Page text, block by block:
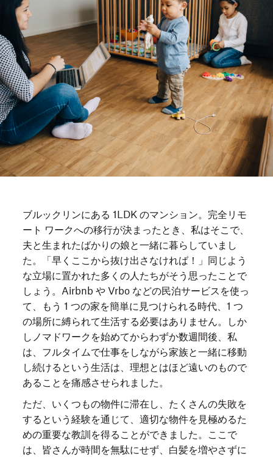
ブルックリンにある 1LDK のマンション。完全リモ
ート ワークへの移行が決まったとき、私はそこで、
夫と生まれたばかりの娘と一緒に暮らしていまし
た。「早くここから抜け出さなければ！」同じよう
な立場に置かれた多くの人たちがそう思ったことで
しょう。Airbnb や Vrbo などの民泊サービスを使っ
て、もう 1 つの家を簡単に見つけられる時代、1 つ
の場所に縛られて生活する必要はありません。しか
しノマドワークを始めてからわずか数週間後、私
は、フルタイムで仕事をしながら家族と一緒に移動
し続けるという生活は、理想とはほど遠いのもので
あることを痛感させられました。
ただ、いくつもの物件に滞在し、たくさんの失敗を
するという経験を通じて、適切な物件を見極めるた
めの重要な教訓を得ることができました。ここで
は、皆さんが時間を無駄にせず、白髪を増やさずに